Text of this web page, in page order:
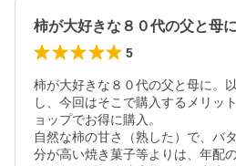
5
柿が大好きな８０代の父と母に。
し、今回はそこで購入するメリッ
ョップでお得に購入。
自然な柿の甘さ（熟した）で、バ
分が高い焼き菓子等よりは、年配